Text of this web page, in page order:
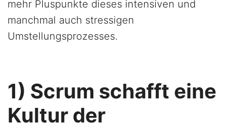
mehr Pluspunkte dieses intensiven und
manchmal auch stressigen
Umstellungsprozesses.
1) Scrum schafft eine
Kultur der